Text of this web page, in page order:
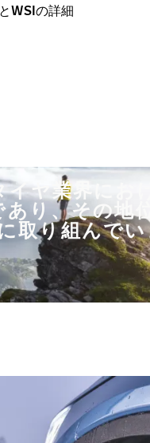
WSIの詳細
ヤ業界にお
り、その地
取り組んで